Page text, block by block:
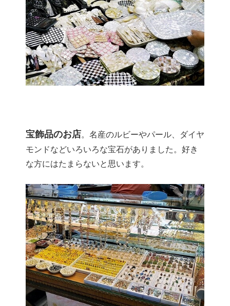
宝飾品のお店。名産のルビーやパール、ダイヤ
モンドなどいろいろな宝石がありました。好き
な方にはたまらないと思います。